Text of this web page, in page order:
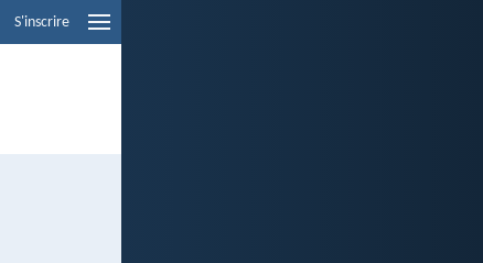
S'inscrire